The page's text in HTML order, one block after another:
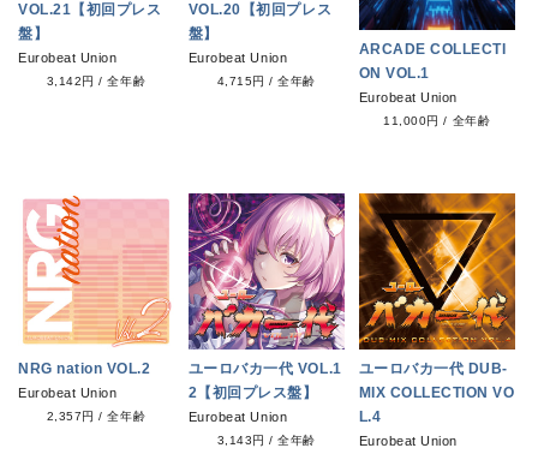
VOL.21【初回プレス
盤】
Eurobeat Union
3,142円 /全年齢
VOL.20【初回プレス
盤】
Eurobeat Union
4,715円 /全年齢
ARCADE COLLECTI
ON VOL.1
Eurobeat Union
11,000円 / 全年齢
NRG nation VOL.2
Eurobeat Union
2,357円 /全年齢
ユーロバカ一代 VOL.1
2【初回プレス盤】
Eurobeat Union
3,143円 /全年齢
ユーロバカ一代 DUB-
MIX COLLECTION VO
L.4
Eurobeat Union